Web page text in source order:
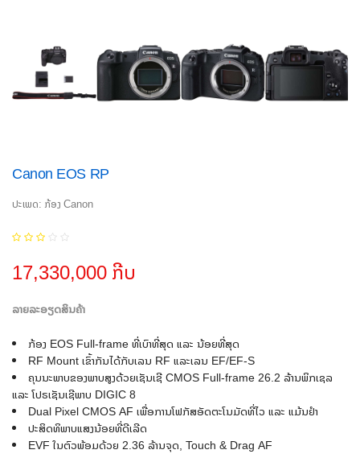
Canon EOS RP
ປະເພດ: ກ້ອງ Canon
17,330,000 ກີບ
ລາຍລະອຽດສິນຄ້າ
ກ້ອງ EOS Full-frame ທີ່ເບົາທີ່ສຸດ ແລະ ນ້ອຍທີ່ສຸດ
RF Mount ເຂົ້າກັນໄດ້ກັບເລນ RF ແລະເລນ EF/EF-S
ຄຸນນະພາບຂອງພາບສູງດ້ວຍເຊັນເຊີ CMOS Full-frame 26.2 ລ້ານພິກເຊລ
ແລະ ໂປຣເຊັນເຊີພາບ DIGIC 8
Dual Pixel CMOS AF ເພື່ອການໂຟກັສອັດຕະໂນມັດທີ່ໄວ ແລະ ແມ້ນຢຳ
ປະສິດທິພາບແສງນ້ອຍທີ່ດີເລີດ
EVF ໃນຕົວພ້ອມດ້ວຍ 2.36 ລ້ານຈຸດ, Touch & Drag AF